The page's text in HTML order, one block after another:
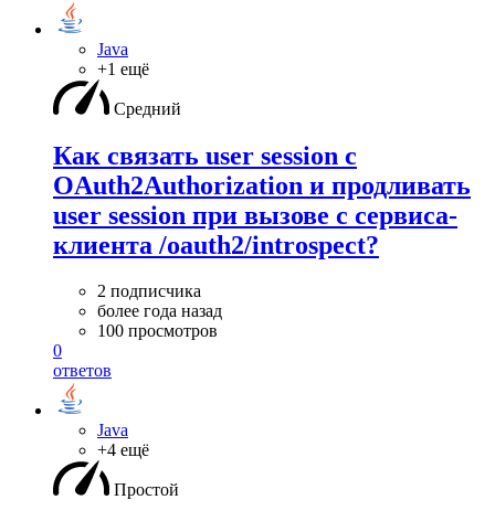
Java
+1 ещё
Средний
Как связать user session с
OAuth2Authorization и продливать
user session при вызове с сервиса-
клиента /oauth2/introspect?
2 подписчика
более года назад
100 просмотров
0
ответов
Java
+4 ещё
Простой